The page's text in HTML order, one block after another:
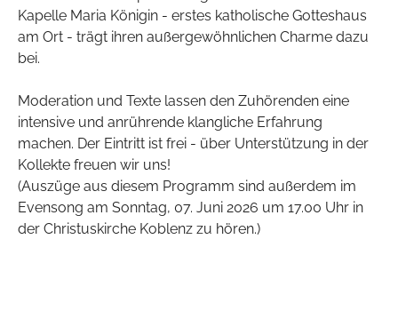
Kapelle Maria Königin - erstes katholische Gotteshaus
am Ort - trägt ihren außergewöhnlichen Charme dazu
bei.
Moderation und Texte lassen den Zuhörenden eine
intensive und anrührende klangliche Erfahrung
machen. Der Eintritt ist frei - über Unterstützung in der
Kollekte freuen wir uns!
(Auszüge aus diesem Programm sind außerdem im
Evensong am Sonntag, 07. Juni 2026 um 17.00 Uhr in
der Christuskirche Koblenz zu hören.)